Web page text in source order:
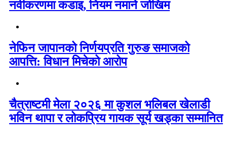
नवीकरणमा कडाइ, नियम नमाने जोखिम
नेफिन जापानको निर्णयप्रति गुरुङ समाजको
आपत्ति: विधान मिचेको आरोप
चैत्राष्टमी मेला २०२६ मा कुशल भलिबल खेलाडी
भविन थापा र लोकप्रिय गायक सूर्य खड्का सम्मानित